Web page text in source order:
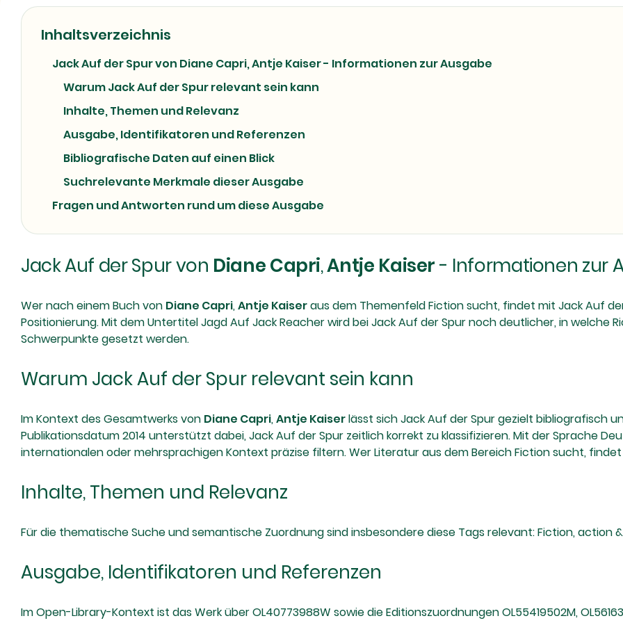
Inhaltsverzeichnis
Jack Auf der Spur von Diane Capri, Antje Kaiser - Informationen zur Ausgabe
Warum Jack Auf der Spur relevant sein kann
Inhalte, Themen und Relevanz
Ausgabe, Identifikatoren und Referenzen
Bibliografische Daten auf einen Blick
Suchrelevante Merkmale dieser Ausgabe
Fragen und Antworten rund um diese Ausgabe
Jack Auf der Spur von Diane Capri,Antje Kaiser- Informationen zur
Wer nach einem Buch von Diane Capri,Antje Kaiseraus dem Themenfeld Fiction sucht, findet mit Jack Auf
Positionierung. Mit dem Untertitel Jagd Auf Jack Reacher wird bei Jack Auf der Spur noch deutlicher, in welche
Schwerpunkte gesetzt werden.
Warum Jack Auf der Spur relevant sein kann
Im Kontext des Gesamtwerks von Diane Capri,Antje Kaiserlässt sich Jack Auf der Spur gezielt bibliografisch
Publikationsdatum 2014 unterstützt dabei, Jack Auf der Spur zeitlich korrekt zu klassifizieren. Mit der Sprache
internationalen oder mehrsprachigen Kontext präzise filtern. Wer Literatur aus dem Bereich Fiction sucht,
Inhalte, Themen und Relevanz
Für die thematische Suche und semantische Zuordnung sind insbesondere diese Tags relevant: Fiction,
Ausgabe, Identifikatoren und Referenzen
Im Open-Library-Kontext ist das Werk über OL40773988W sowie die Editionszuordnungen OL55419502M,